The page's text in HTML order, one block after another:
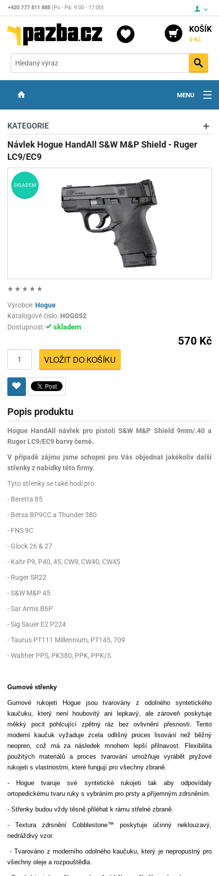
+420 777 811 888 (Po - Pá: 9:00 - 17:00)
KOŠÍK
0 Kč
MENU
OPTIKA
STŘELIVO
PŘÍSLUŠENSTVÍ
DETEKTORY KOVŮ
KATEGORIE
Návlek Hogue HandAll S&W M&P Shield - Ruger
LC9/EC9
SKLADEM
Výrobce:Hogue
Katalogové číslo: HOG052
Dostupnost:
skladem
570 Kč
VLOŽIT DO KOŠÍKU
Popis produktu
Hogue HandAll návlek pro pistoli S&W M&P Shield 9mm/.40 a
Ruger LC9/EC9 barvy černé.
V případě zájmu jsme schopni pro Vás objednat jakékoliv další
střenky z nabídky této firmy.
Tyto střenky se také hodí pro:
- Beretta 85
- Bersa BP9CC a Thunder 380
- FNS 9C
- Glock 26 & 27
- Kahr P9, P40, 45, CW9, CW40, CW45
- Ruger SR22
- S&W M&P 45
- Sar Arms B6P
- Sig Sauer E2 P224
- Taurus PT111 Millennium, PT145, 709
- Walther PPS, PK380, PPK, PPK/S
Gumové střenky
Gumové rukojeti Hogue jsou tvarovány z odolného syntetického
kaučuku, který není houbovitý ani lepkavý, ale zároveň poskytuje
měkký pocit pohlcující zpětný ráz bez ovlivnění přesnosti. Tento
moderní kaučuk vyžaduje zcela odlišný proces lisování než běžný
neopren, což má za následek mnohem lepší přilnavost. Flexibilita
použitých materiálů a proces tvarování umožňuje vyrábět pryžové
rukojeti s vlastnostmi, které fungují pro všechny zbraně.
- Hogue tvaruje své syntetické rukojeti tak aby odpovídaly
ortopedickému tvaru ruky s vybráním pro prsty a příjemným zdrsněním.
- Střenky budou vždy těsně přiléhat k rámu střelné zbraně.
- Textura zdrsnění Cobblestone™ poskytuje účinný neklouzavý,
nedráždivý vzor.
- Tvarováno z moderního odolného kaučuku, který je nepropustný pro
všechny oleje a rozpouštědla.